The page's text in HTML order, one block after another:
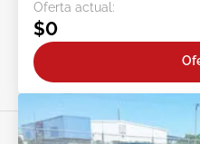
Oferta actual:
$0